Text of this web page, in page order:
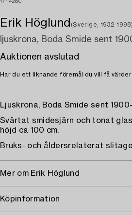
1714280
Erik Höglund (Sverige, 1932-1998)
ljuskrona, Boda Smide sent
Auktionen avslutad
Har du ett liknande föremål du vill få
Ljuskrona, Boda Smide sent
Svärtat smidesjärn och tonat
höjd ca 100 cm.
Bruks- och åldersrelaterat
Mer om Erik Höglund
Köpinformation